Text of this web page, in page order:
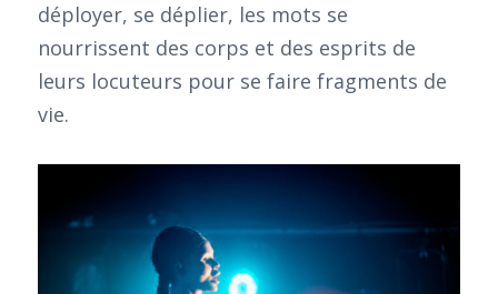
déployer, se déplier, les mots se
nourrissent des corps et des esprits de
leurs locuteurs pour se faire fragments de
vie.